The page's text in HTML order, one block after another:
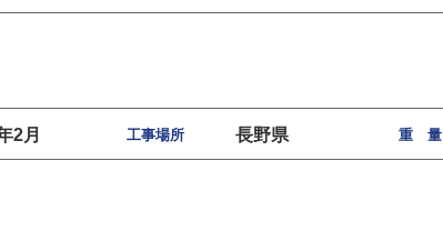
2月 工事場所 長野県 重 量